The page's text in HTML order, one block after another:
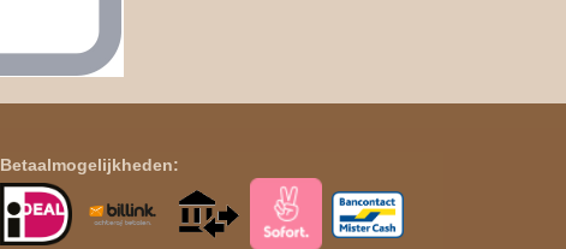
Betaalmogelijkheden: